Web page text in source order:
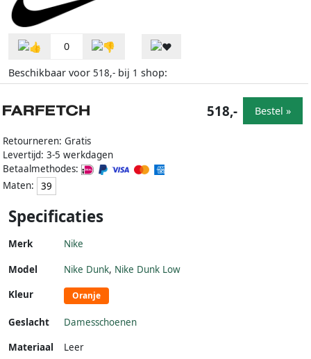
0
Beschikbaar voor 518,- bij 1 shop:
Retourneren: Gratis
Levertijd: 3-5 werkdagen
Betaalmethodes:
Maten:
39
518,- Bestel »
Specificaties
Merk Nike
Model Nike Dunk, Nike Dunk Low
Kleur
Oranje
Geslacht
Damesschoenen
Materiaal
Leer